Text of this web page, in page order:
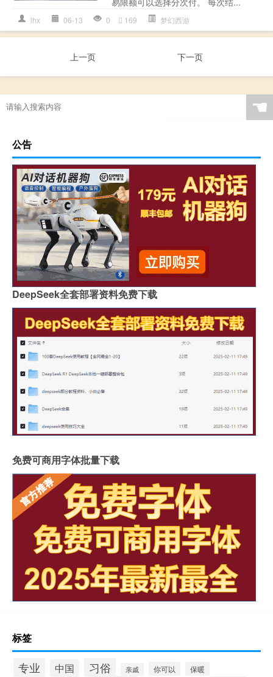
lhx 06-13 0 169 梦幻西游
上一页 下一页
☚
公告
DeepSeek全套部署资料免费下载
免费可商用字体批量下载
标签
专业 中国 习俗 亲戚 你可以 保暖